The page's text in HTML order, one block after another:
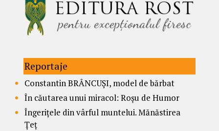
Reportaje
Constantin BRÂNCUȘI, model de bărbat
În căutarea unui miracol: Roșu de Humor
Îngerițele din vârful muntelui. Mănăstirea
Țeț